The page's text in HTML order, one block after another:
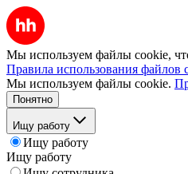
Мы используем файлы cookie,
Правила использования файлов
Мы используем файлы cookie.
Понятно
Ищу работу
Ищу работу
Ищу работу